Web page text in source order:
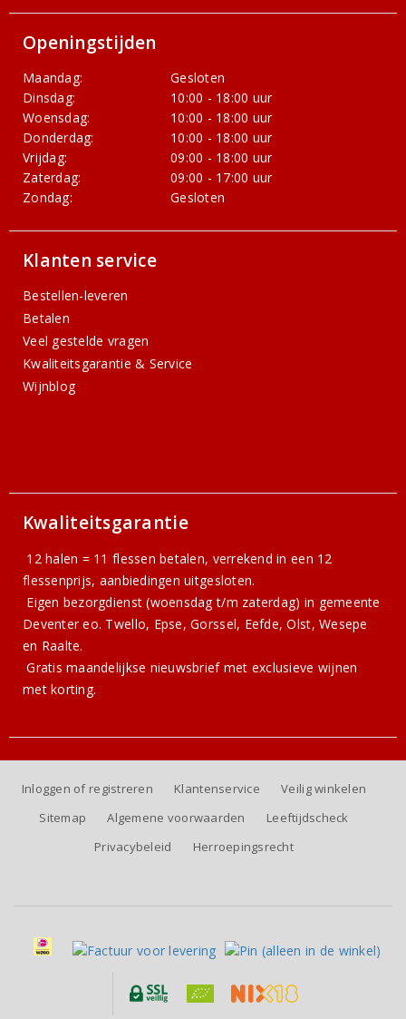
Openingstijden
Maandag:
Gesloten
Dinsdag:
10:00 - 18:00 uur
Woensdag:
10:00 - 18:00 uur
Donderdag:
10:00 - 18:00 uur
Vrijdag:
09:00 - 18:00 uur
Zaterdag:
09:00 - 17:00 uur
Zondag:
Gesloten
Klanten service
Bestellen-leveren
Betalen
Veel gestelde vragen
Kwaliteitsgarantie & Service
Wijnblog
Kwaliteitsgarantie
12 halen = 11 flessen betalen, verrekend in een 12
flessenprijs, aanbiedingen uitgesloten.
Eigen bezorgdienst (woensdag t/m zaterdag) in gemeente
Deventer eo. Twello, Epse, Gorssel, Eefde, Olst, Wesepe
en Raalte.
Gratismaandelijkse nieuwsbriefmet exclusieve wijnen
met korting.
Inloggen of registreren Klantenservice
Veilig winkelen
Sitemap
Algemene voorwaarden
Leeftijdscheck
Privacybeleid
Herroepingsrecht